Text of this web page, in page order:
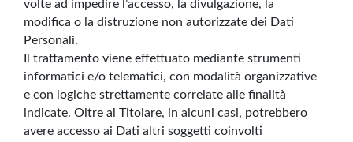
volte ad impedire l’accesso, la divulgazione, la
modifica o la distruzione non autorizzate dei Dati
Personali.
Il trattamento viene effettuato mediante strumenti
informatici e/o telematici, con modalità organizzative
e con logiche strettamente correlate alle finalità
indicate. Oltre al Titolare, in alcuni casi, potrebbero
avere accesso ai Dati altri soggetti coinvolti